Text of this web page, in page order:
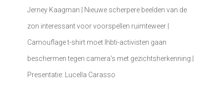
Jerney Kaagman | Nieuwe scherpere beelden van de
zon interessant voor voorspellen ruimteweer |
Camouflage t-shirt moet lhbti-activisten gaan
beschermen tegen camera's met gezichtsherkenning |
Presentatie: Lucella Carasso